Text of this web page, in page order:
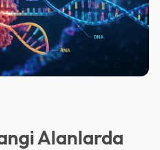
Alanlarda